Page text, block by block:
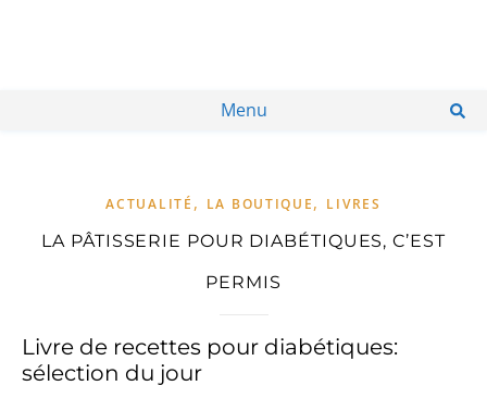
Menu
ACTUALITÉ , LA BOUTIQUE, LIVRES
LA PÂTISSERIE POUR DIABÉTIQUES, C’EST
PERMIS
Livre de recettes pour diabétiques:
sélection du jour